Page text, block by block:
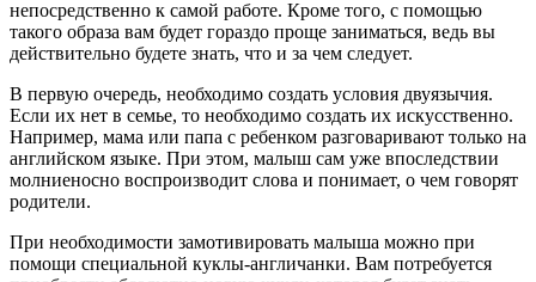
непосредственно к самой работе. Кроме того, с помощью
такого образа вам будет гораздо проще заниматься, ведь вы
действительно будете знать, что и за чем следует.
В первую очередь, необходимо создать условия двуязычия.
Если их нет в семье, то необходимо создать их искусственно.
Например, мама или папа с ребенком разговаривают только на
английском языке. При этом, малыш сам уже впоследствии
молниеносно воспроизводит слова и понимает, о чем говорят
родители.
При необходимости замотивировать малыша можно при
помощи специальной куклы-англичанки. Вам потребуется